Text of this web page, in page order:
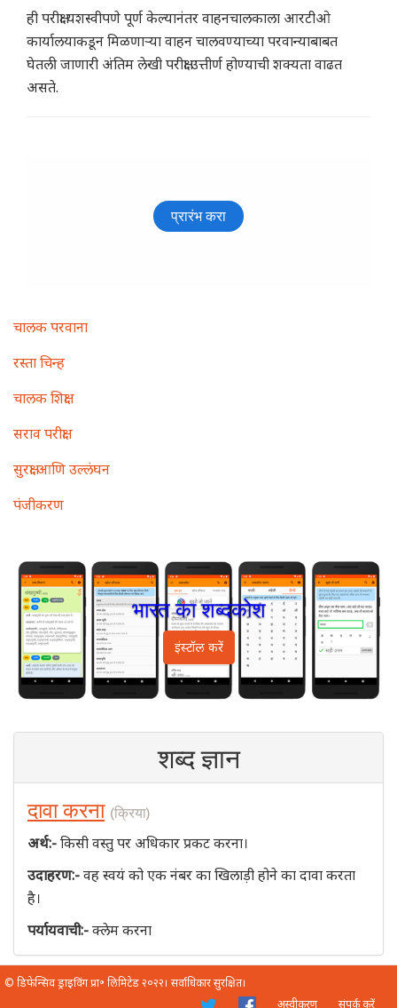
ही परीक्षा यशस्वीपणे पूर्ण केल्यानंतर वाहनचालकाला आरटीओ
कार्यालयाकडून मिळणाऱ्या वाहन चालवण्याच्या परवान्याबाबत
घेतली जाणारी अंतिम लेखी परीक्षा उत्तीर्ण होण्याची शक्यता वाढत
असते.
Main
navigation
चालक परवाना
रस्ता चिन्ह
चालक शिक्षा
सराव परीक्षा
सुरक्षा आणि उल्लंघन
पंजीकरण
भारत का शब्दकोश
इंस्टॉल करें
शब्द ज्ञान
दावा करना (क्रिया)
अर्थ:-किसी वस्तु पर अधिकार प्रकट करना।
उदाहरण:-वह स्वयं को एक नंबर का खिलाड़ी होने का दावा करता
है।
पर्यायवाची:-क्लेम करना
© डिफेन्सिव ड्राइविंग प्रा॰ लिमिटेड २०२२। सर्वाधिकार सुरक्षित।
अस्वीकरण
संपर्क करें